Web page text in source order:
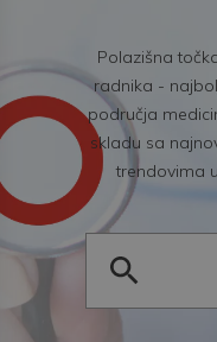
Polazišna
radnika -
područja
skladu sa
trendovima